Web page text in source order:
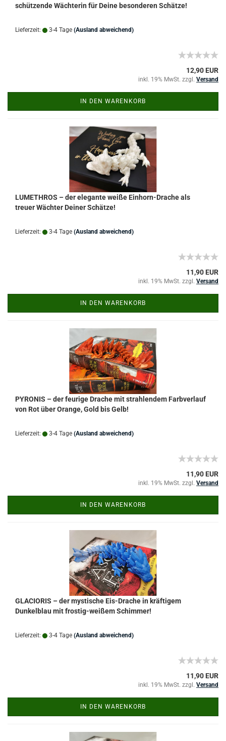
schützende Wächterin für Deine besonderen Schätze!
Lieferzeit: 3-4 Tage (Ausland abweichend)
12,90 EUR
inkl. 19% MwSt. zzgl. Versand
IN DEN WARENKORB
LUMETHROS – der elegante weiße Einhorn-Drache als
treuer Wächter Deiner Schätze!
Lieferzeit: 3-4 Tage (Ausland abweichend)
11,90 EUR
inkl. 19% MwSt. zzgl. Versand
IN DEN WARENKORB
PYRONIS – der feurige Drache mit strahlendem Farbverlauf
von Rot über Orange, Gold bis Gelb!
Lieferzeit: 3-4 Tage (Ausland abweichend)
11,90 EUR
inkl. 19% MwSt. zzgl. Versand
IN DEN WARENKORB
GLACIORIS – der mystische Eis-Drache in kräftigem
Dunkelblau mit frostig-weißem Schimmer!
Lieferzeit: 3-4 Tage (Ausland abweichend)
11,90 EUR
inkl. 19% MwSt. zzgl. Versand
IN DEN WARENKORB